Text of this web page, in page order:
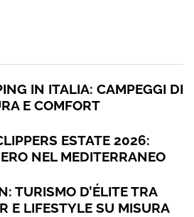
IN ITALIA: CAMPEGGI DI
E COMFORT
ESTATE 2026:
NEL MEDITERRANEO
TURISMO D’ÉLITE TRA
E LIFESTYLE SU MISURA